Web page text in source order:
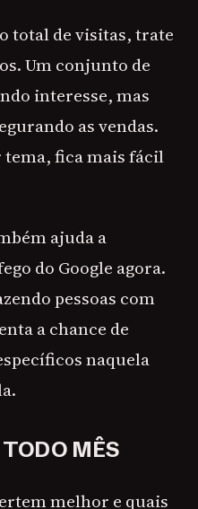
total de visitas, trate
Um conjunto de
interesse, mas
as vendas.
tema, fica mais fácil
ajuda a
do Google agora.
pessoas com
a chance de
naquela
TODO MÊS
melhor e quais